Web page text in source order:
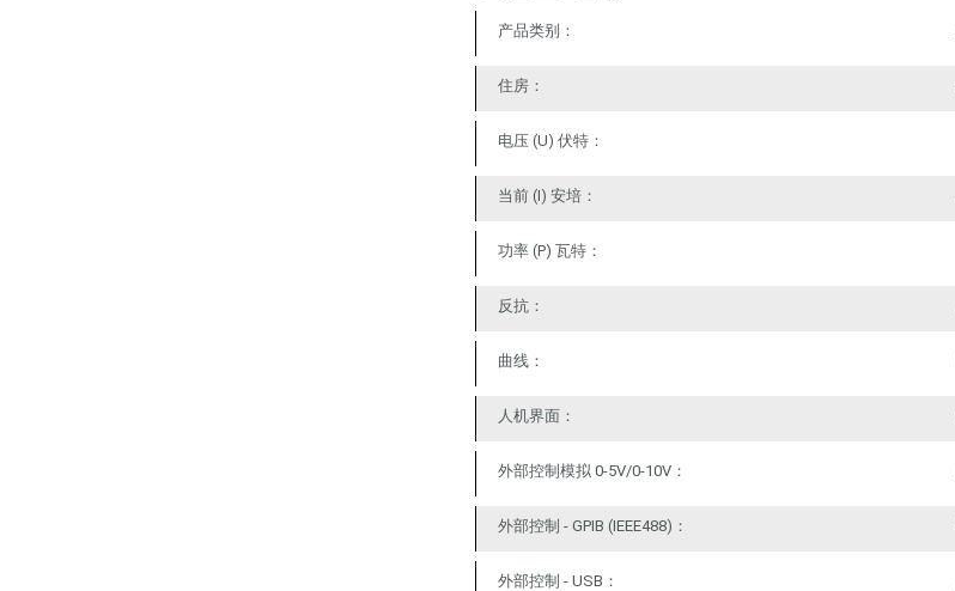
产品类别：
住房：
电压 (U) 伏特：
当前 (I) 安培：
功率 (P) 瓦特：
反抗：
曲线：
人机界面：
外部控制模拟 0-5V/0-10V：
外部控制 - GPIB (IEEE488)：
外部控制 - USB：